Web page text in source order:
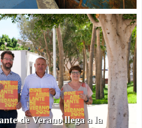
de Verano llega a la